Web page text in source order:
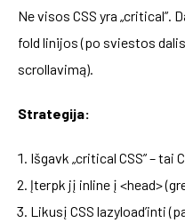
Ne visos CSS yra „critical”.
fold linijos (po sviestos
scrollavimą).
Strategija:
Išgavk „critical CSS” – tai
Įterpk jį inline į <head>
Likusį CSS lazyload’inti